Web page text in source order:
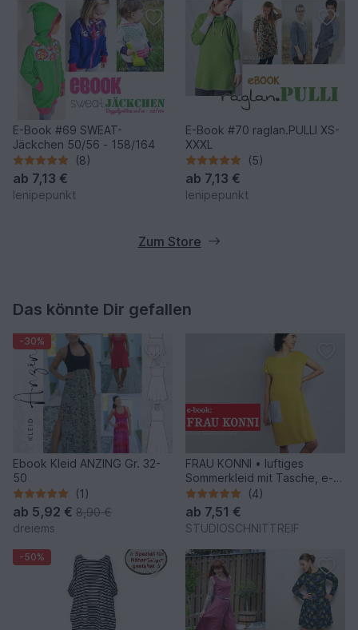
E-Book #69 SWEAT-
Jäckchen 50/56 - 158/164
(8)
ab 7,13 €
lenipepunkt
E-Book #70 raglan.PULLI XS-
XXXL
(5)
ab 7,13 €
lenipepunkt
Zum Store
Das könnte Dir gefallen
-30%
Ebook Kleid ANZING Gr. 32-
50
(1)
ab 5,92 € 8,90 €
dreiems
FRAU KONNI • luftiges
Sommerkleid mit Tasche, e-
book
(4)
ab 7,51 €
STUDIOSCHNITTREIF
-50%